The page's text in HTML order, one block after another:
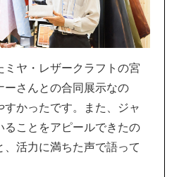
ミヤ・レザークラフトの宮
ーさんとの合同展示なの
すかったです。また、ジャ
ることをアピールできたの
、活力に満ちた声で語って